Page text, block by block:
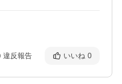
違反報告 いいね 0